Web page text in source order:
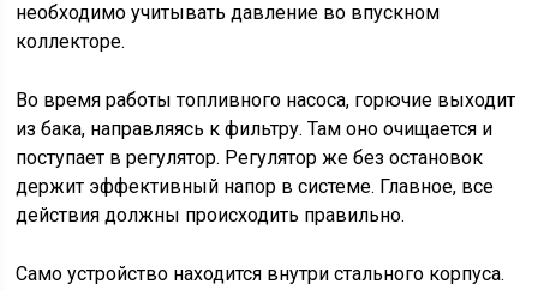
необходимо учитывать давление во впускном
коллекторе.
Во время работы топливного насоса, горючие выходит
из бака, направляясь к фильтру. Там оно очищается и
поступает в регулятор. Регулятор же без остановок
держит эффективный напор в системе. Главное, все
действия должны происходить правильно.
Само устройство находится внутри стального корпуса.